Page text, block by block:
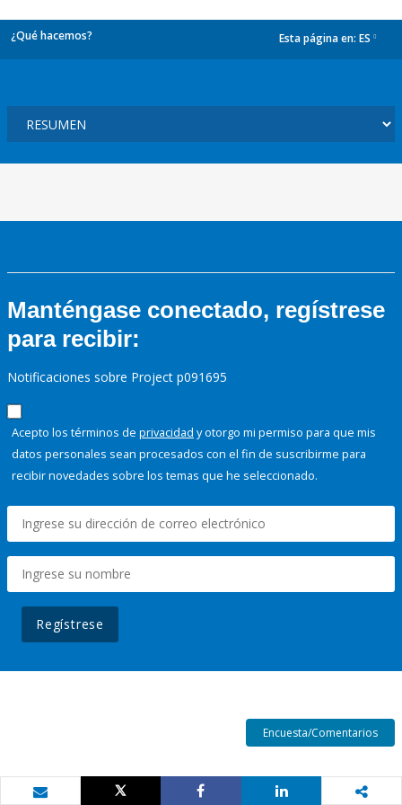
¿Qué hacemos? Esta página en: ES
Manténgase conectado, regístrese
para recibir:
Notificaciones sobre Project p091695
Acepto los términos de privacidad y otorgo mi permiso para que mis
datos personales sean procesados con el fin de suscribirme para
recibir novedades sobre los temas que he seleccionado.
Regístrese
Encuesta/Comentarios